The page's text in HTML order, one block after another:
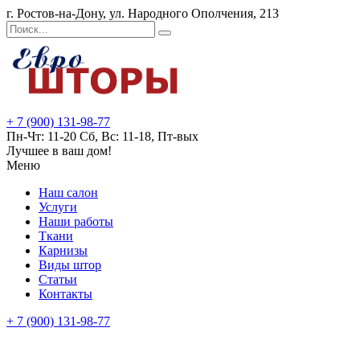
г. Ростов-на-Дону, ул. Народного Ополчения, 213
+ 7 (900) 131-98-77
Пн-Чт: 11-20 Сб, Вс: 11-18, Пт-вых
Лучшее в ваш дом!
Меню
Наш салон
Услуги
Наши работы
Ткани
Карнизы
Виды штор
Статьи
Контакты
+ 7 (900) 131-98-77